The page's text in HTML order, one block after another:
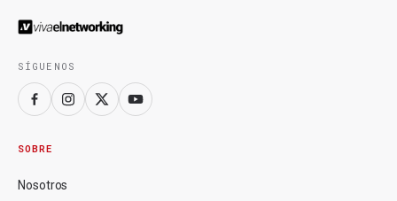
SÍGUENOS
SOBRE
Nosotros